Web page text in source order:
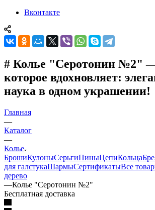
Вконтакте
# Колье "Серотонин №2"
которое вдохновляет:
наука в одном украшении!
Главная
—
Каталог
—
Колье
БрошиКулоныСерьгиПиныЦепиКольца
для галстукаШармыСертификатыВсе
дерево
—Колье "Серотонин №2"
Бесплатная доставка